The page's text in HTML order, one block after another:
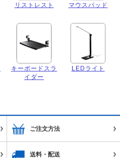
リストレスト マウスパッド
キーボードスラ
イダー
LEDライト
ご注文方法
送料・配送